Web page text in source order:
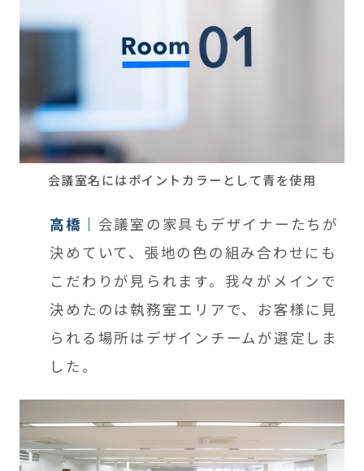
会議室名にはポイントカラーとして青を使用
高橋
会議室の家具もデザイナーたちが
決めていて、張地の色の組み合わせにも
こだわりが見られます。我々がメインで
決めたのは執務室エリアで、お客様に見
られる場所はデザインチームが選定しま
した。